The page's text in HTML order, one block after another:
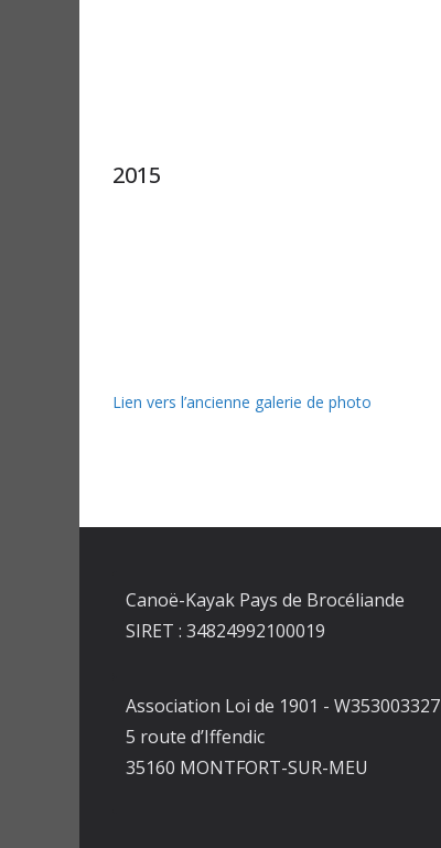
2015
Lien vers l’ancienne galerie de photo
Canoë-Kayak Pays de Brocéliande
SIRET : 34824992100019
Association Loi de 1901 - W353003327
5 route d’Iffendic
35160 MONTFORT-SUR-MEU